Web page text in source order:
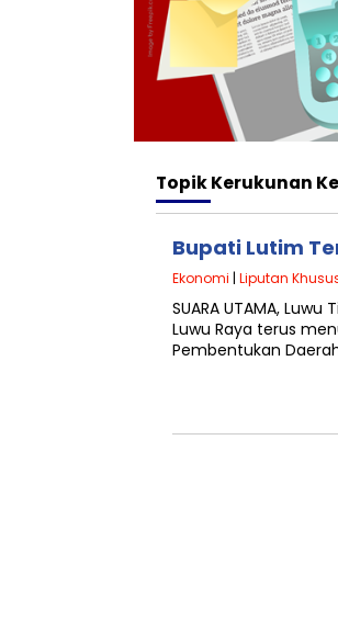
TopikKerukunan
Bupati Lutim
Ekonomi | Liputan
SUARA UTAMA,
Luwu Raya terus
Pembentukan